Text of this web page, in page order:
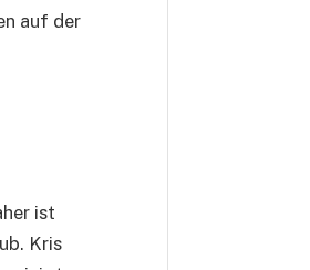
auf der
ist
Kris